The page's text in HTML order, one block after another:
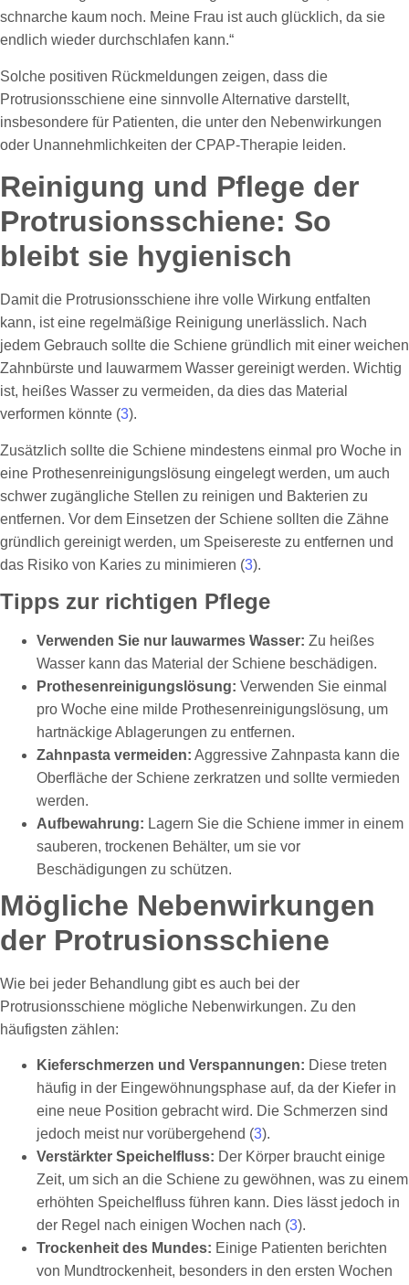
schnarche kaum noch. Meine Frau ist auch glücklich, da sie
endlich wieder durchschlafen kann.“
Solche positiven Rückmeldungen zeigen, dass die
Protrusionsschiene eine sinnvolle Alternative darstellt,
insbesondere für Patienten, die unter den Nebenwirkungen
oder Unannehmlichkeiten der CPAP-Therapie leiden.
Reinigung und Pflege der
Protrusionsschiene: So
bleibt sie hygienisch
Damit die Protrusionsschiene ihre volle Wirkung entfalten
kann, ist eine regelmäßige Reinigung unerlässlich. Nach
jedem Gebrauch sollte die Schiene gründlich mit einer weichen
Zahnbürste und lauwarmem Wasser gereinigt werden. Wichtig
ist, heißes Wasser zu vermeiden, da dies das Material
verformen könnte (3).
Zusätzlich sollte die Schiene mindestens einmal pro Woche in
eine Prothesenreinigungslösung eingelegt werden, um auch
schwer zugängliche Stellen zu reinigen und Bakterien zu
entfernen. Vor dem Einsetzen der Schiene sollten die Zähne
gründlich gereinigt werden, um Speisereste zu entfernen und
das Risiko von Karies zu minimieren (3).
Tipps zur richtigen Pflege
Verwenden Sie nur lauwarmes Wasser: Zu heißes
Wasser kann das Material der Schiene beschädigen.
Prothesenreinigungslösung: Verwenden Sie einmal
pro Woche eine milde Prothesenreinigungslösung, um
hartnäckige Ablagerungen zu entfernen.
Zahnpasta vermeiden: Aggressive Zahnpasta kann die
Oberfläche der Schiene zerkratzen und sollte vermieden
werden.
Aufbewahrung: Lagern Sie die Schiene immer in einem
sauberen, trockenen Behälter, um sie vor
Beschädigungen zu schützen.
Mögliche Nebenwirkungen
der Protrusionsschiene
Wie bei jeder Behandlung gibt es auch bei der
Protrusionsschiene mögliche Nebenwirkungen. Zu den
häufigsten zählen:
Kieferschmerzen und Verspannungen: Diese treten
häufig in der Eingewöhnungsphase auf, da der Kiefer in
eine neue Position gebracht wird. Die Schmerzen sind
jedoch meist nur vorübergehend (3).
Verstärkter Speichelfluss: Der Körper braucht einige
Zeit, um sich an die Schiene zu gewöhnen, was zu einem
erhöhten Speichelfluss führen kann. Dies lässt jedoch in
der Regel nach einigen Wochen nach (3).
Trockenheit des Mundes: Einige Patienten berichten
von Mundtrockenheit, besonders in den ersten Wochen